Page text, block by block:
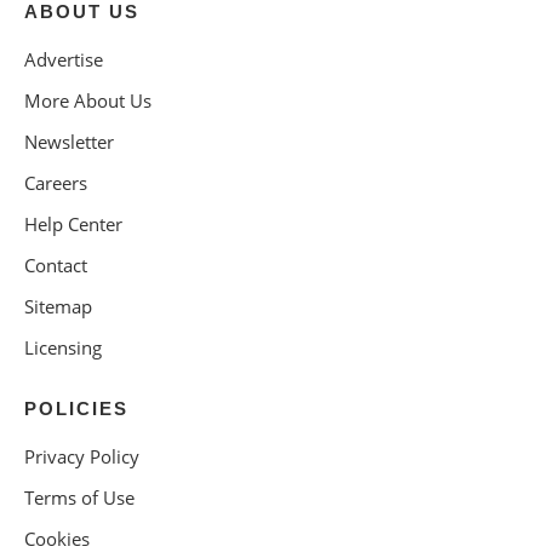
ABOUT US
Advertise
More About Us
Newsletter
Careers
Help Center
Contact
Sitemap
Licensing
POLICIES
Privacy Policy
Terms of Use
Cookies